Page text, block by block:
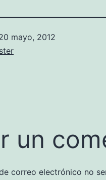
mayo, 2012
un
correo electrónico no